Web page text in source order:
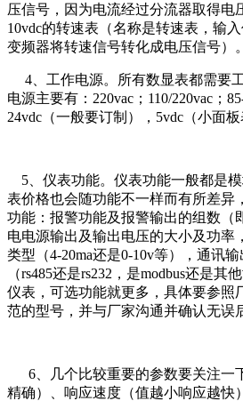
压信号，因为电流经过分流器取得电
10vdc的转速表（名称是转速表，输
变频器将转速信号转化成电压信号）。
4、工作电源。所有数显表都需要
电源主要有：220vac；110/220vac；
24vdc（一般要订制），5vdc（小面板
5、仪表功能。仪表功能一般都是
表价格也会随功能不一样而有所差异
功能：报警功能及报警输出的组数（
电电源输出及输出电压的大小及功率
类型（4-20ma还是0-10v等），通讯
（rs485还是rs232，是modbus还是其
仪表，可选功能就更多，具体要参照
范的型号，并与厂家沟通并确认无误
6、几个比较重要的参数要关注一
精确）、响应速度（值越小响应越快